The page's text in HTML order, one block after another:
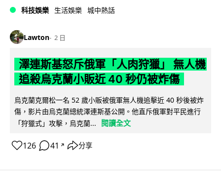
科技娛樂 生活娛樂 城中熱話
Lawton 2 日
澤連斯基怒斥俄軍「人肉狩獵」 無人機
追殺烏克蘭小販近 40 秒仍被炸傷
烏克蘭克爾松一名 52 歲小販被俄軍無人機追擊近 40 秒後被炸
傷，影片由烏克蘭總統澤連斯基公開。他直斥俄軍對平民進行
「狩獵式」攻擊，烏克蘭...
閱讀全文
126 41 ↗ 分享